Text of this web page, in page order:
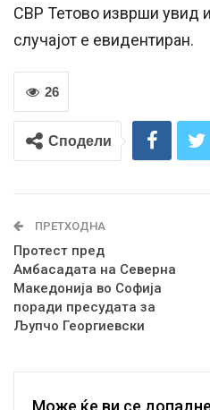
СВР Тетово изврши увид
случајот е евидентиран.
26
Сподели
ПРЕТХОДНА
Протест пред
Амбасадата на Северна
Македонија во Софија
поради пресудата за
Љупчо Георгиевски
Може ќе ви се допадне